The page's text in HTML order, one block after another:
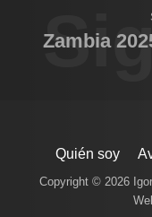
Quién soy
Copyright © 2026